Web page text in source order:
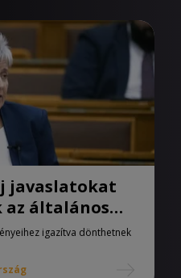
javaslatokat
általános
igazítva dönthetnek